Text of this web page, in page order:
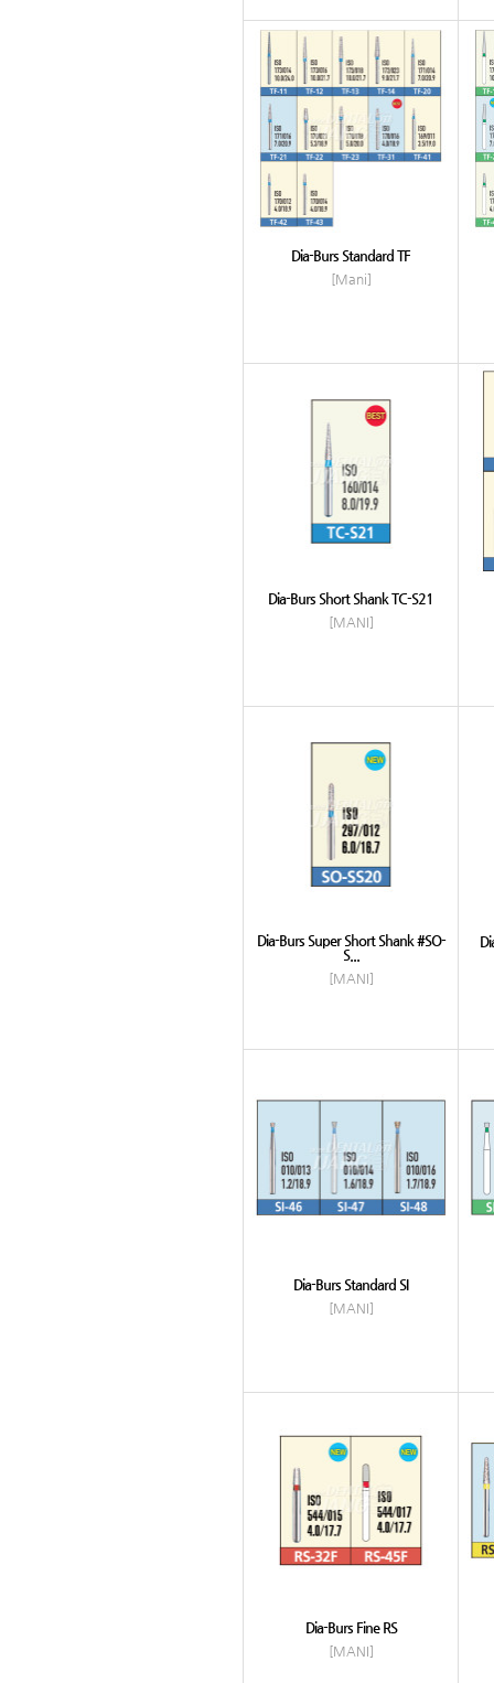
Dia-Burs Standard TF
[Mani]
Dia-Burs Short Shank TC-S21
[MANI]
Dia-Burs Super Short Shank #SO-
S...
[MANI]
Dia-Burs Standard SI
[MANI]
Dia-Burs Fine RS
[MANI]